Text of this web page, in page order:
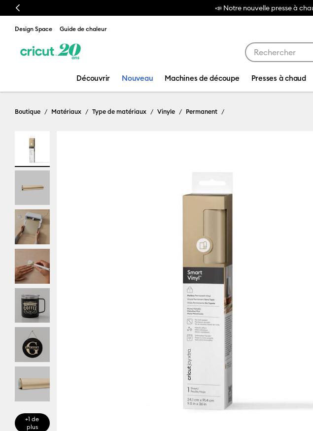
Previous
est arrivée ! Voici la
Design Space Guide de chaleur
Découvrir Nouveau Machines de découpe Presses à chaud
Boutique Matériaux Type de matériaux Vinyle Permanent
+1 de
plus